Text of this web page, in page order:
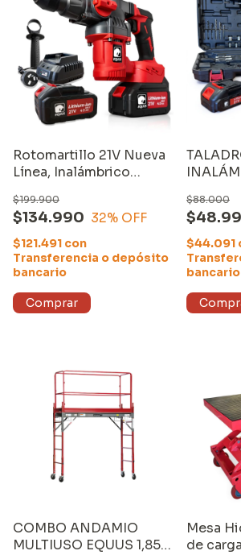
Rotomartillo 21V Nueva
Línea, Inalámbrico
Cargador Equus
$134.990
$199.900
32% OFF
$121.491 con
Transferencia o depósito
bancario
HOME
$88.000
$44.091
bancario
COMBO ANDAMIO
MULTIUSO EQUUS 1,85
Mesa
de carga